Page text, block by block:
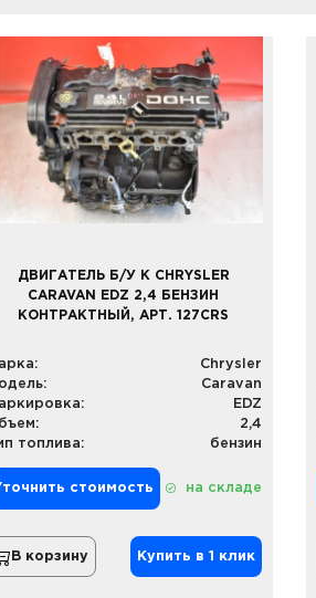
ДВИГАТЕЛЬ Б/У К CHRYSLER
CARAVAN EDZ 2,4 БЕНЗИН
КОНТРАКТНЫЙ, АРТ. 127CRS
Chrysler
Caravan
EDZ
2,4
топлива:
бензин
стоимость на складе
В корзину Купить в 1 клик